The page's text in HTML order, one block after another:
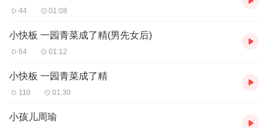
44 01:08
小快板 一园青菜成了精(男先女后)
64 01:12
小快板 一园青菜成了精
110 01:30
小孩儿周瑜